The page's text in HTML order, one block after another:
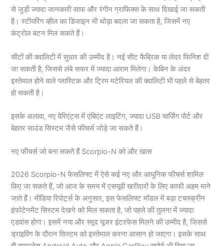
से जुड़ी ज्यादा जानकारी साफ और रंगीन ग्राफिक्स के साथ दिखाई जा सकती
है। स्टीयरिंग व्हील का डिजाइन भी थोड़ा बदला जा सकता है, जिसमें नए
कंट्रोल बटन मिल सकते हैं।
सीटों की क्वालिटी में सुधार की उम्मीद है। नई सीट फैब्रिक या लेदर फिनिश दी
जा सकती है, जिससे लंबे सफर में ज्यादा आराम मिलेगा। केबिन के अंदर
इस्तेमाल होने वाले प्लास्टिक और ट्रिम मटेरियल की क्वालिटी भी पहले से बेहतर
हो सकती है।
इसके अलावा, नए वेरिएंट्स में एंबिएंट लाइटिंग, ज्यादा USB चार्जिंग पोर्ट और
बेहतर साउंड सिस्टम जैसे फीचर्स जोड़े जा सकते हैं।
नए फीचर्स जो बना सकते हैं Scorpio-N को और खास
2026 Scorpio-N फेसलिफ्ट में ऐसे कई नए और आधुनिक फीचर्स शामिल
किए जा सकते हैं, जो आज के समय में एसयूवी खरीदारों के लिए काफी अहम माने
जाते हैं। मीडिया रिपोर्ट्स के अनुसार, इस फेसलिफ्ट मॉडल में बड़ा टचस्क्रीन
इंफोटेनमेंट सिस्टम देखने को मिल सकता है, जो पहले की तुलना में ज्यादा
एडवांस होगा। इसमें नया और स्मूद यूजर इंटरफेस मिलने की उम्मीद है, जिससे
ड्राइविंग के दौरान सिस्टम को इस्तेमाल करना आसान हो जाएगा। इसके साथ